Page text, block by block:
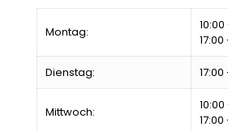
Montag:
Dienstag:
Mittwoch: